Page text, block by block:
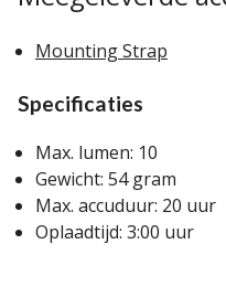
Mounting Strap
Specificaties
Max. lumen: 10
Gewicht: 54 gram
Max. accuduur: 20 uur
Oplaadtijd: 3:00 uur